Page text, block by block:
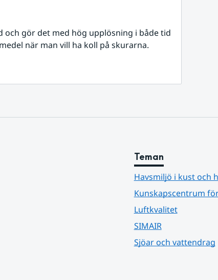
och gör det med hög upplösning i både tid
när man vill ha koll på skurarna.
Teman
Havsmiljö i kust och
Kunskapscentrum
Luftkvalitet
SIMAIR
Sjöar och vattendrag